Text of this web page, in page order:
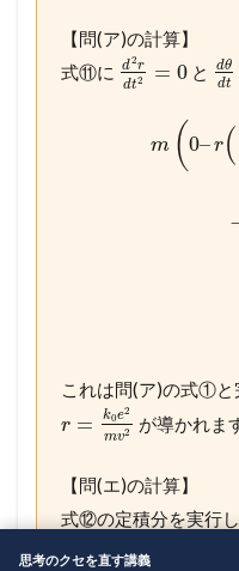
【問(ア)の計算】
式⑪に
d2r
dt2 = 0 と dθ
dt
m (0–r(
これは問(ア)の式①と
r = k0e2
mv2 が導かれま
【問(エ)の計算】
式⑫の定積分を実行し
−r = −
思考のクセを直す講義